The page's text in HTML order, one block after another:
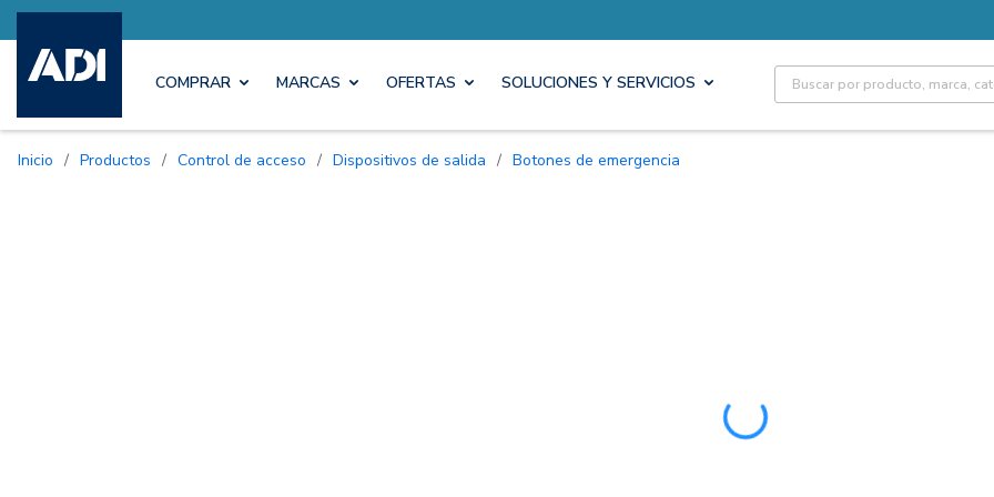
COMPRAR MARCAS OFERTAS SOLUCIONES Y SERVICIOS Site Search
Inicio / Productos / Control de acceso / Dispositivos de salida / Botones de emergencia